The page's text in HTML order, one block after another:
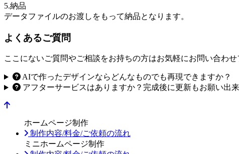
5.納品
データファイルのお渡しをもって納品となります。
よくあるご質問
ここにないご質問やご相談をお持ちの方はお気軽にお問い合わせ
AIで作ったデザインならどんなものでも再現できますか？
アフターサービスはありますか？完成後に更新もお願い出
ホームページ制作
制作内容/料金/ご依頼の流れ
ミニホームページ制作